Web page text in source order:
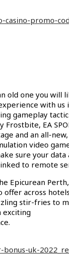
promo-
old one you will
with us
gameplay
EA
and an all-
video
sure your
to remote
Epicurean
offer across
stir-fries to
exciting
uk-